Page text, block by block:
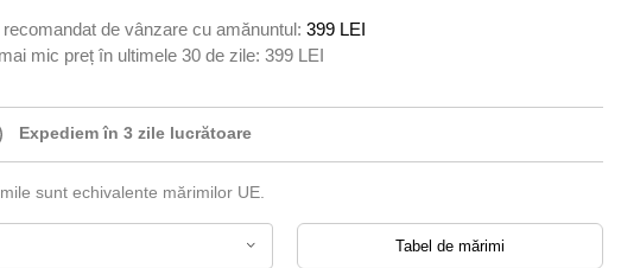
recomandat de vânzare cu amănuntul: 399 LEI
mic preț în ultimele 30 de zile: 399 LEI
Expediem în 3 zile lucrătoare
sunt echivalente mărimilor UE.
Tabel de mărimi